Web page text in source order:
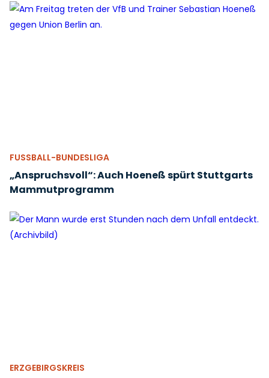
FUSSBALL-BUNDESLIGA
„Anspruchsvoll“: Auch Hoeneß spürt Stuttgarts
Mammutprogramm
ERZGEBIRGSKREIS